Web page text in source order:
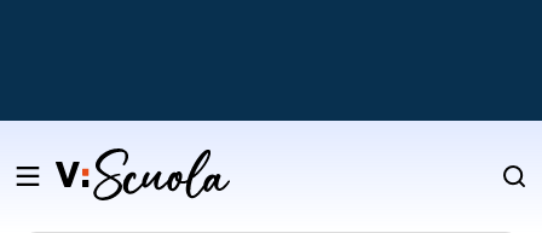
Salta